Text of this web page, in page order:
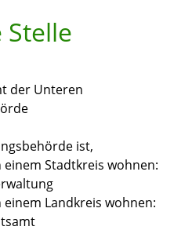
der Unteren
ist,
einem Stadtkreis wohnen:
einem Landkreis wohnen: